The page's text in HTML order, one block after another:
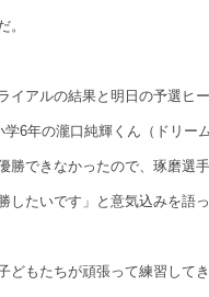
。
イアルの結果と明日の予選ヒ
6年の瀧口純輝くん（ドリ
勝できなかったので、琢磨選
したいです」と意気込みを語っ
どもたちが頑張って練習して